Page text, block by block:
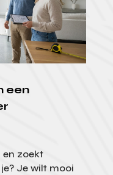
een
en zoekt
Je wilt mooi